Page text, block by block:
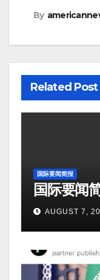
By
Related Post
国际要闻简报
国际要闻
AUGUST 7,